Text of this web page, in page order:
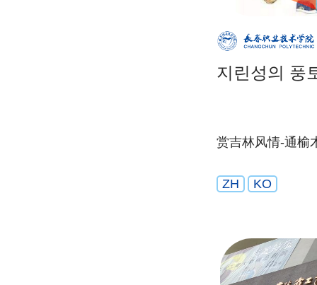
지린성의 풍
赏吉林风情-通榆
ZH KO